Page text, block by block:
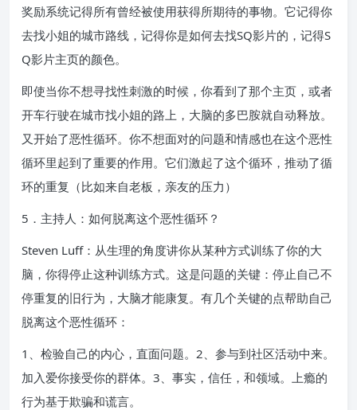
奖励系统记得所有曾经被使用获得所期待的事物。它记得你
去找小姐的城市路线，记得你是如何去找SQ影片的，记得S
Q影片主页的颜色。
即使当你不想寻找性刺激的时候，你看到了那个主页，或者
开车行驶在城市找小姐的路上，大脑的多巴胺就自动释放。
又开始了恶性循环。你不想面对的问题和情感也在这个恶性
循环里起到了重要的作用。它们激起了这个循环，推动了循
环的重复（比如来自老板，亲友的压力）
5．主持人：如何脱离这个恶性循环？
Steven Luff：从生理的角度讲你从某种方式训练了你的大
脑，你得停止这种训练方式。这是问题的关键：停止自己不
停重复的旧行为，大脑才能康复。有几个关键的点帮助自己
脱离这个恶性循环：
1、检验自己的内心，直面问题。2、参与到社区活动中来。
加入爱你接受你的群体。3、事实，信任，和领域。上瘾的
行为基于欺骗和谎言。